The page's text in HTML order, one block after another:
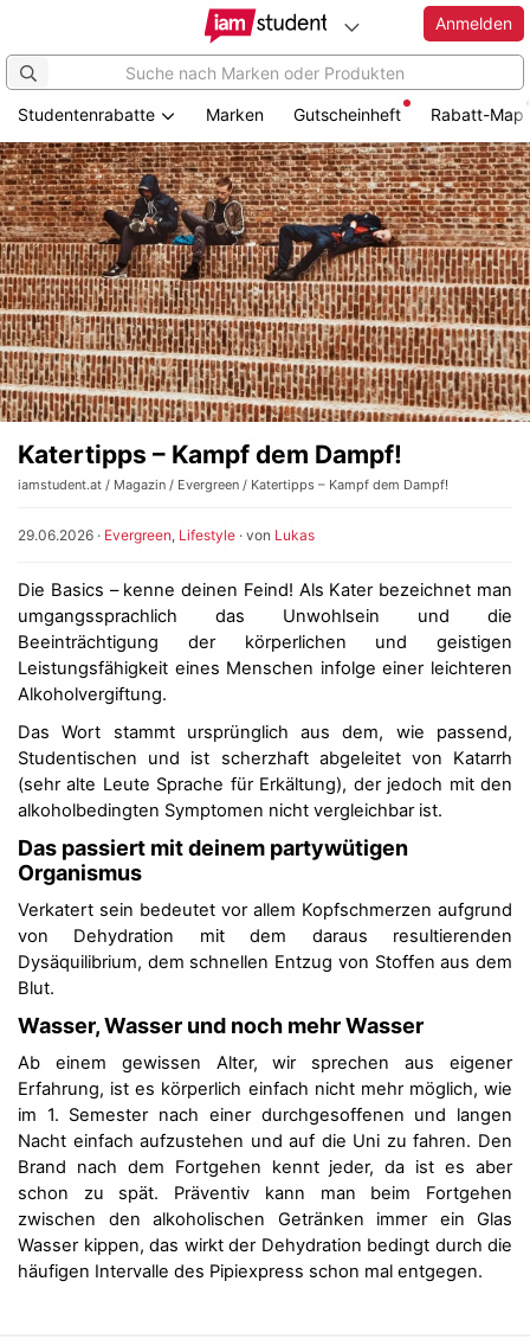
Anmelden
Studentenrabatte Marken Gutscheinheft Rabatt-Map
Katertipps – Kampf dem Dampf!
iamstudent.at / Magazin / Evergreen / Katertipps – Kampf dem Dampf!
29.06.2026 · Evergreen, Lifestyle · von Lukas
Die Basics – kenne deinen Feind! Als Kater bezeichnet man
umgangssprachlich das Unwohlsein und die
Beeinträchtigung der körperlichen und geistigen
Leistungsfähigkeit eines Menschen infolge einer leichteren
Alkoholvergiftung.
Das Wort stammt ursprünglich aus dem, wie passend,
Studentischen und ist scherzhaft abgeleitet von Katarrh
(sehr alte Leute Sprache für Erkältung), der jedoch mit den
alkoholbedingten Symptomen nicht vergleichbar ist.
Das passiert mit deinem partywütigen
Organismus
Verkatert sein bedeutet vor allem Kopfschmerzen aufgrund
von Dehydration mit dem daraus resultierenden
Dysäquilibrium, dem schnellen Entzug von Stoffen aus dem
Blut.
Wasser, Wasser und noch mehr Wasser
Ab einem gewissen Alter, wir sprechen aus eigener
Erfahrung, ist es körperlich einfach nicht mehr möglich, wie
im 1. Semester nach einer durchgesoffenen und langen
Nacht einfach aufzustehen und auf die Uni zu fahren. Den
Brand nach dem Fortgehen kennt jeder, da ist es aber
schon zu spät. Präventiv kann man beim Fortgehen
zwischen den alkoholischen Getränken immer ein Glas
Wasser kippen, das wirkt der Dehydration bedingt durch die
häufigen Intervalle des Pipiexpress schon mal entgegen.